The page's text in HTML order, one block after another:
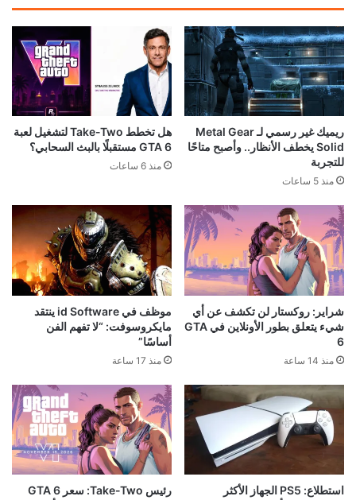
ريميك غير رسمي لـ Metal Gear
Solid يخطف الأنظار.. وأصبح متاحًا
للتجربة
منذ 5 ساعات
هل تخطط Take-Two لتشغيل لعبة
GTA 6 مستقبلًا بالبث السحابي؟
منذ 6 ساعات
شراير: روكستار لن تكشف عن أي
شيء يتعلق بطور الأونلاين في GTA
6
منذ 14 ساعة
موظف في id Software ينتقد
مايكروسوفت: “لا تفهم الفن
أساسًا”
منذ 17 ساعة
استطلاع: PS5 الجهاز الأكثر
رئيس Take-Two: سعر GTA 6